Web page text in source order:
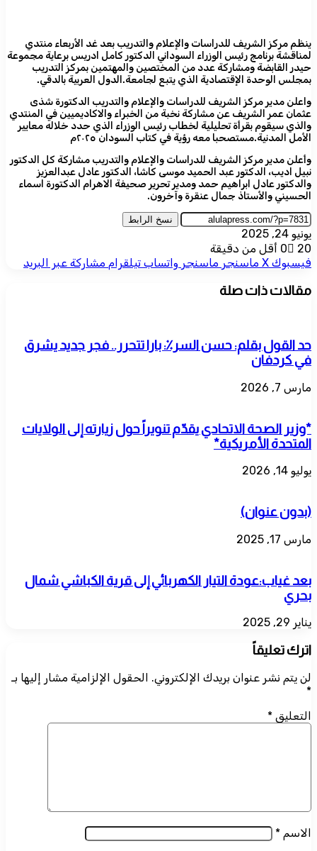
ينظم مركز الشريف للدراسات والإعلام والتدريب بعد غد الأربعاء منتدي
لمناقشة برنامج رئيس الوزراء السوداني الدكتور كامل ادريس برعاية مجموعة
حيدر القابضة ومشاركة عدد من المختصين والمهتمين بمركز التدريب
بمجلس الوحدة الإقتصادية الذي يتبع لجامعة.الدول العربية بالدقي.
واعلن مدير مركز الشريف للدراسات والإعلام والتدريب الدكتورة شذى
عثمان عمر الشريف عن مشاركة نخبة من الخبراء والاكاديميين في المنتدي
والذي سيقوم بقرأة تحليلية لخطاب رئيس الوزراء الذي حدد خلاله معايير
الأمل المدنية.مستصحبا معه رؤية في كتاب السودان ٢٠٢٥م
وأعلن مدير مركز الشريف للدراسات والإعلام والتدريب مشاركة كل الدكتور
نبيل اديب، الدكتور عبد الحميد موسى كاشا، الدكتور عادل عبدالعزيز
والدكتور عادل ابراهيم حمد ومدير تحرير صحيفة الاهرام الدكتورة اسماء
الحسيني والأستاذ جمال عنقرة وآخرون.
نسخ الرابط
يونيو 24, 2025
0
20
أقل من دقيقة
فيسبوك ‫X ماسنجر ماسنجر واتساب تيلقرام مشاركة عبر البريد
مقالات ذات صلة
حد القول بقلم: حسن السر٪: بارا تتحرر.. فجر جديد يشرق
في كردفان
مارس 7, 2026
*وزير الصحة الاتحادي يقدّم تنويراً حول زيارته إلى الولايات
المتحدة الأمريكية*
يوليو 14, 2026
(بدون عنوان)
مارس 17, 2025
بعد غياب:عودة التيار الكهربائي إلى قرية الكباشي شمال
بحري
يناير 29, 2025
اترك تعليقاً
لن يتم نشر عنوان بريدك الإلكتروني. الحقول الإلزامية مشار إليها بـ
*
التعليق *
الاسم *